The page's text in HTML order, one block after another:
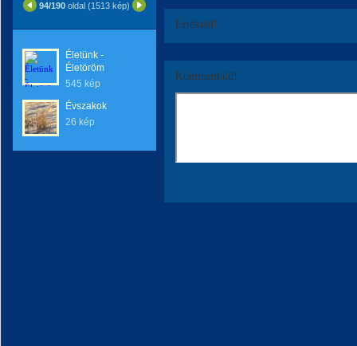
94/190 oldal (1513 kép)
Életünk -
Életöröm
545 kép
Évszakok
26 kép
Értékeld!
Kommentáld!